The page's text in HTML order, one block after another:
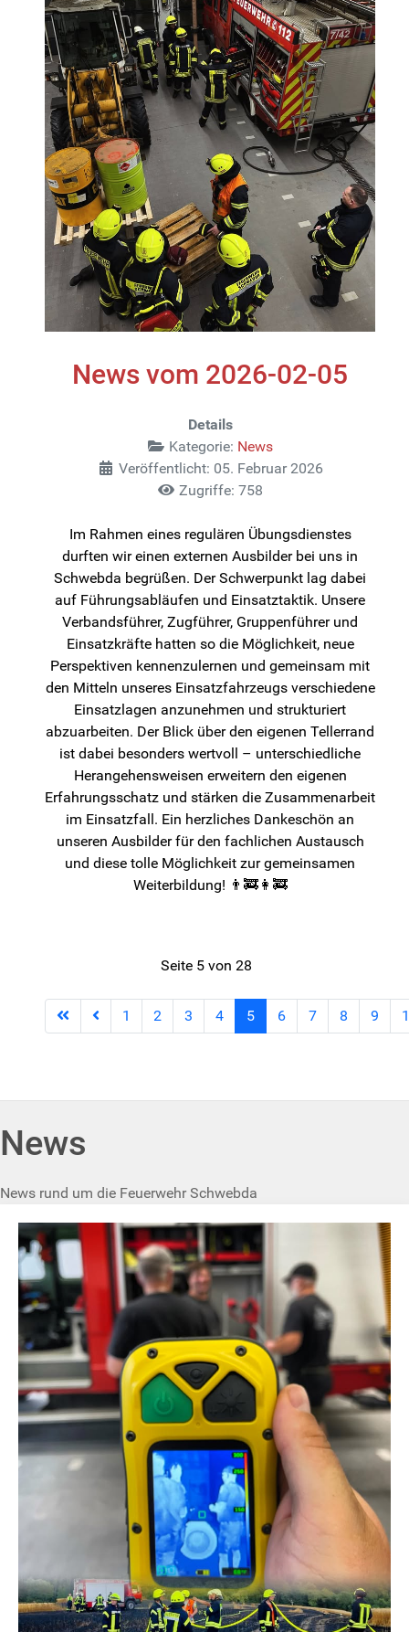
News vom 2026-02-05
Details
Kategorie: News
Veröffentlicht: 05. Februar 2026
Zugriffe: 758
Im Rahmen eines regulären Übungsdienstes
durften wir einen externen Ausbilder bei uns in
Schwebda begrüßen. Der Schwerpunkt lag dabei
auf Führungsabläufen und Einsatztaktik. Unsere
Verbandsführer, Zugführer, Gruppenführer und
Einsatzkräfte hatten so die Möglichkeit, neue
Perspektiven kennenzulernen und gemeinsam mit
den Mitteln unseres Einsatzfahrzeugs verschiedene
Einsatzlagen anzunehmen und strukturiert
abzuarbeiten. Der Blick über den eigenen Tellerrand
ist dabei besonders wertvoll – unterschiedliche
Herangehensweisen erweitern den eigenen
Erfahrungsschatz und stärken die Zusammenarbeit
im Einsatzfall. Ein herzliches Dankeschön an
unseren Ausbilder für den fachlichen Austausch
und diese tolle Möglichkeit zur gemeinsamen
Weiterbildung! 👨‍🚒👩‍🚒
Seite 5 von 28
1 2 3 4 5 6 7 8 9
News
News rund um die Feuerwehr Schwebda